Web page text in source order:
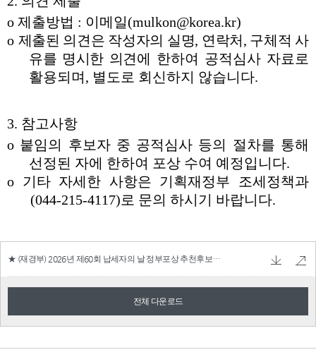
★ (재경부) 2026년 제60회 납세자의 날 정부포상 추천후보자 공개검증.hwp 46.0 KB
전체 다운로드